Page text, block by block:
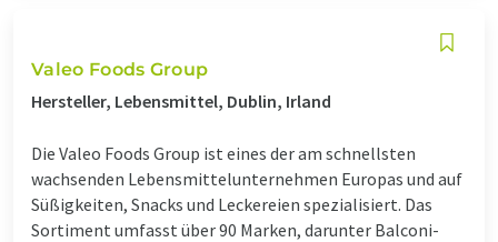
Valeo Foods Group
Hersteller, Lebensmittel, Dublin, Irland
Die Valeo Foods Group ist eines der am schnellsten
wachsenden Lebensmittelunternehmen Europas und auf
Süßigkeiten, Snacks und Leckereien spezialisiert. Das
Sortiment umfasst über 90 Marken, darunter Balconi-